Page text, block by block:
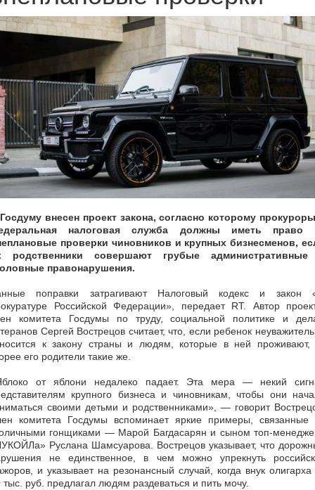
внесен проект закона, согласно которому
налоговая служба должны иметь право
проверки чиновников и крупных бизнесменов,
родственники совершают грубые
правонарушения.
поправки затрагивают Налоговый кодекс и закон
Российской Федерации», передает RT. Автор
комитета Госдумы по труду, социальной политике и
Сергей Вострецов считает, что, если ребенок
к закону страны и людям, которые в ней проживают,
его родители такие же.
от яблони недалеко падает. Эта мера — некий
крупного бизнеса и чиновникам, чтобы они
своими детьми и родственниками», — говорит
комитета Госдумы вспоминает яркие примеры, связанные
гонщиками — Марой Багдасарян и сыном топ-
Руслана Шамсуарова. Вострецов указывает, что
не единственное, в чем можно упрекнуть
и указывает на резонансный случай, когда внук олигарха
тыс. руб. предлагал людям раздеваться и пить мочу.